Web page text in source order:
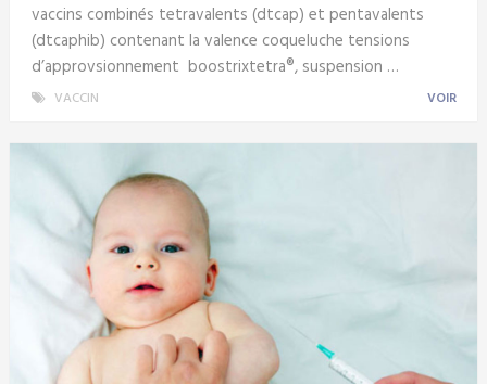
vaccins combinés tetravalents (dtcap) et pentavalents
(dtcaphib) contenant la valence coqueluche tensions
d’approvsionnement boostrixtetra®, suspension …
VACCIN VOIR